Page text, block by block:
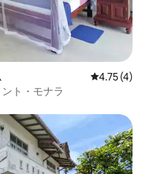
レビュー4
4.75 (4)
ト・モナラ